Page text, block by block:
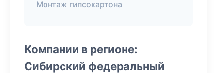
Монтаж гипсокартона
Компании в регионе:
Сибирский федеральный